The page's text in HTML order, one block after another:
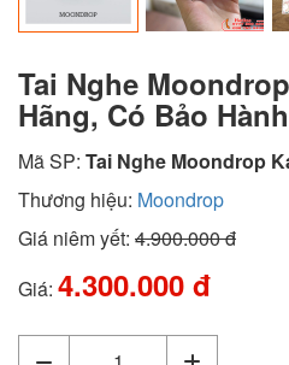
Tai Nghe
Hãng, Có Bảo Hành
Mã SP: Tai Nghe Moondrop
Thương hiệu: Moondrop
Giá niêm yết: 4.900.000 đ
Giá: 4.300.000 đ